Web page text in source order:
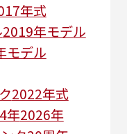
年式
2019年モデル
モデル
2022年式
年2026年